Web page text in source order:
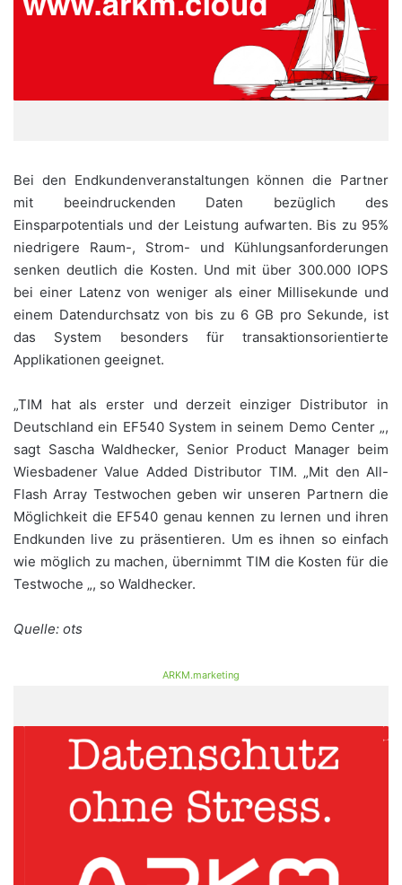
Bei den Endkundenveranstaltungen können die Partner
mit beeindruckenden Daten bezüglich des
Einsparpotentials und der Leistung aufwarten. Bis zu 95%
niedrigere Raum-, Strom- und Kühlungsanforderungen
senken deutlich die Kosten. Und mit über 300.000 IOPS
bei einer Latenz von weniger als einer Millisekunde und
einem Datendurchsatz von bis zu 6 GB pro Sekunde, ist
das System besonders für transaktionsorientierte
Applikationen geeignet.
„TIM hat als erster und derzeit einziger Distributor in
Deutschland ein EF540 System in seinem Demo Center „,
sagt Sascha Waldhecker, Senior Product Manager beim
Wiesbadener Value Added Distributor TIM. „Mit den All-
Flash Array Testwochen geben wir unseren Partnern die
Möglichkeit die EF540 genau kennen zu lernen und ihren
Endkunden live zu präsentieren. Um es ihnen so einfach
wie möglich zu machen, übernimmt TIM die Kosten für die
Testwoche „, so Waldhecker.
Quelle: ots
ARKM.marketing